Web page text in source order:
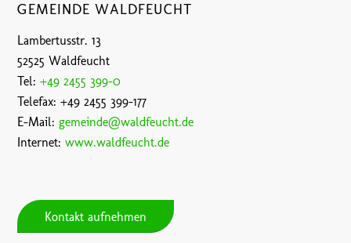
GEMEINDE WALDFEUCHT
Lambertusstr. 13
52525 Waldfeucht
Tel:+49 2455 399-0
Telefax: +49 2455 399-177
E-Mail: gemeinde@waldfeucht.de
Internet:www.waldfeucht.de
Kontakt aufnehmen